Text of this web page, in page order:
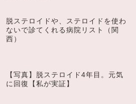
脱ステロイドや、ステロイドを使わ
ないで診てくれる病院リスト（関
西）
【写真】脱ステロイド4年目。元気
に回復【私が実証】